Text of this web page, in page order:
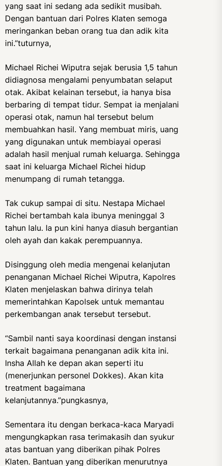
yang saat ini sedang ada sedikit musibah.
Dengan bantuan dari Polres Klaten semoga
meringankan beban orang tua dan adik kita
ini.”tuturnya,
Michael Richei Wiputra sejak berusia 1,5 tahun
didiagnosa mengalami penyumbatan selaput
otak. Akibat kelainan tersebut, ia hanya bisa
berbaring di tempat tidur. Sempat ia menjalani
operasi otak, namun hal tersebut belum
membuahkan hasil. Yang membuat miris, uang
yang digunakan untuk membiayai operasi
adalah hasil menjual rumah keluarga. Sehingga
saat ini keluarga Michael Richei hidup
menumpang di rumah tetangga.
Tak cukup sampai di situ. Nestapa Michael
Richei bertambah kala ibunya meninggal 3
tahun lalu. Ia pun kini hanya diasuh bergantian
oleh ayah dan kakak perempuannya.
Disinggung oleh media mengenai kelanjutan
penanganan Michael Richei Wiputra, Kapolres
Klaten menjelaskan bahwa dirinya telah
memerintahkan Kapolsek untuk memantau
perkembangan anak tersebut tersebut.
“Sambil nanti saya koordinasi dengan instansi
terkait bagaimana penanganan adik kita ini.
Insha Allah ke depan akan seperti itu
(menerjunkan personel Dokkes). Akan kita
treatment bagaimana
kelanjutannya.”pungkasnya,
Sementara itu dengan berkaca-kaca Maryadi
mengungkapkan rasa terimakasih dan syukur
atas bantuan yang diberikan pihak Polres
Klaten. Bantuan yang diberikan menurutnya